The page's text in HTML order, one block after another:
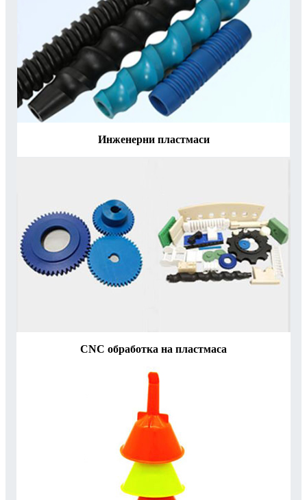
Инженерни пластмаси
CNC обработка на пластмаса